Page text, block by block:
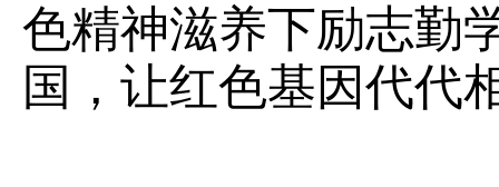
色精神滋养下励志勤
国，让红色基因代代